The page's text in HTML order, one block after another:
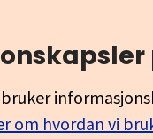
om hvordan vi